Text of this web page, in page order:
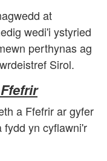
at
wedi'i ystyried
perthynas ag
Sirol.
a Ffefrir ar gyfer
yn cyflawni'r